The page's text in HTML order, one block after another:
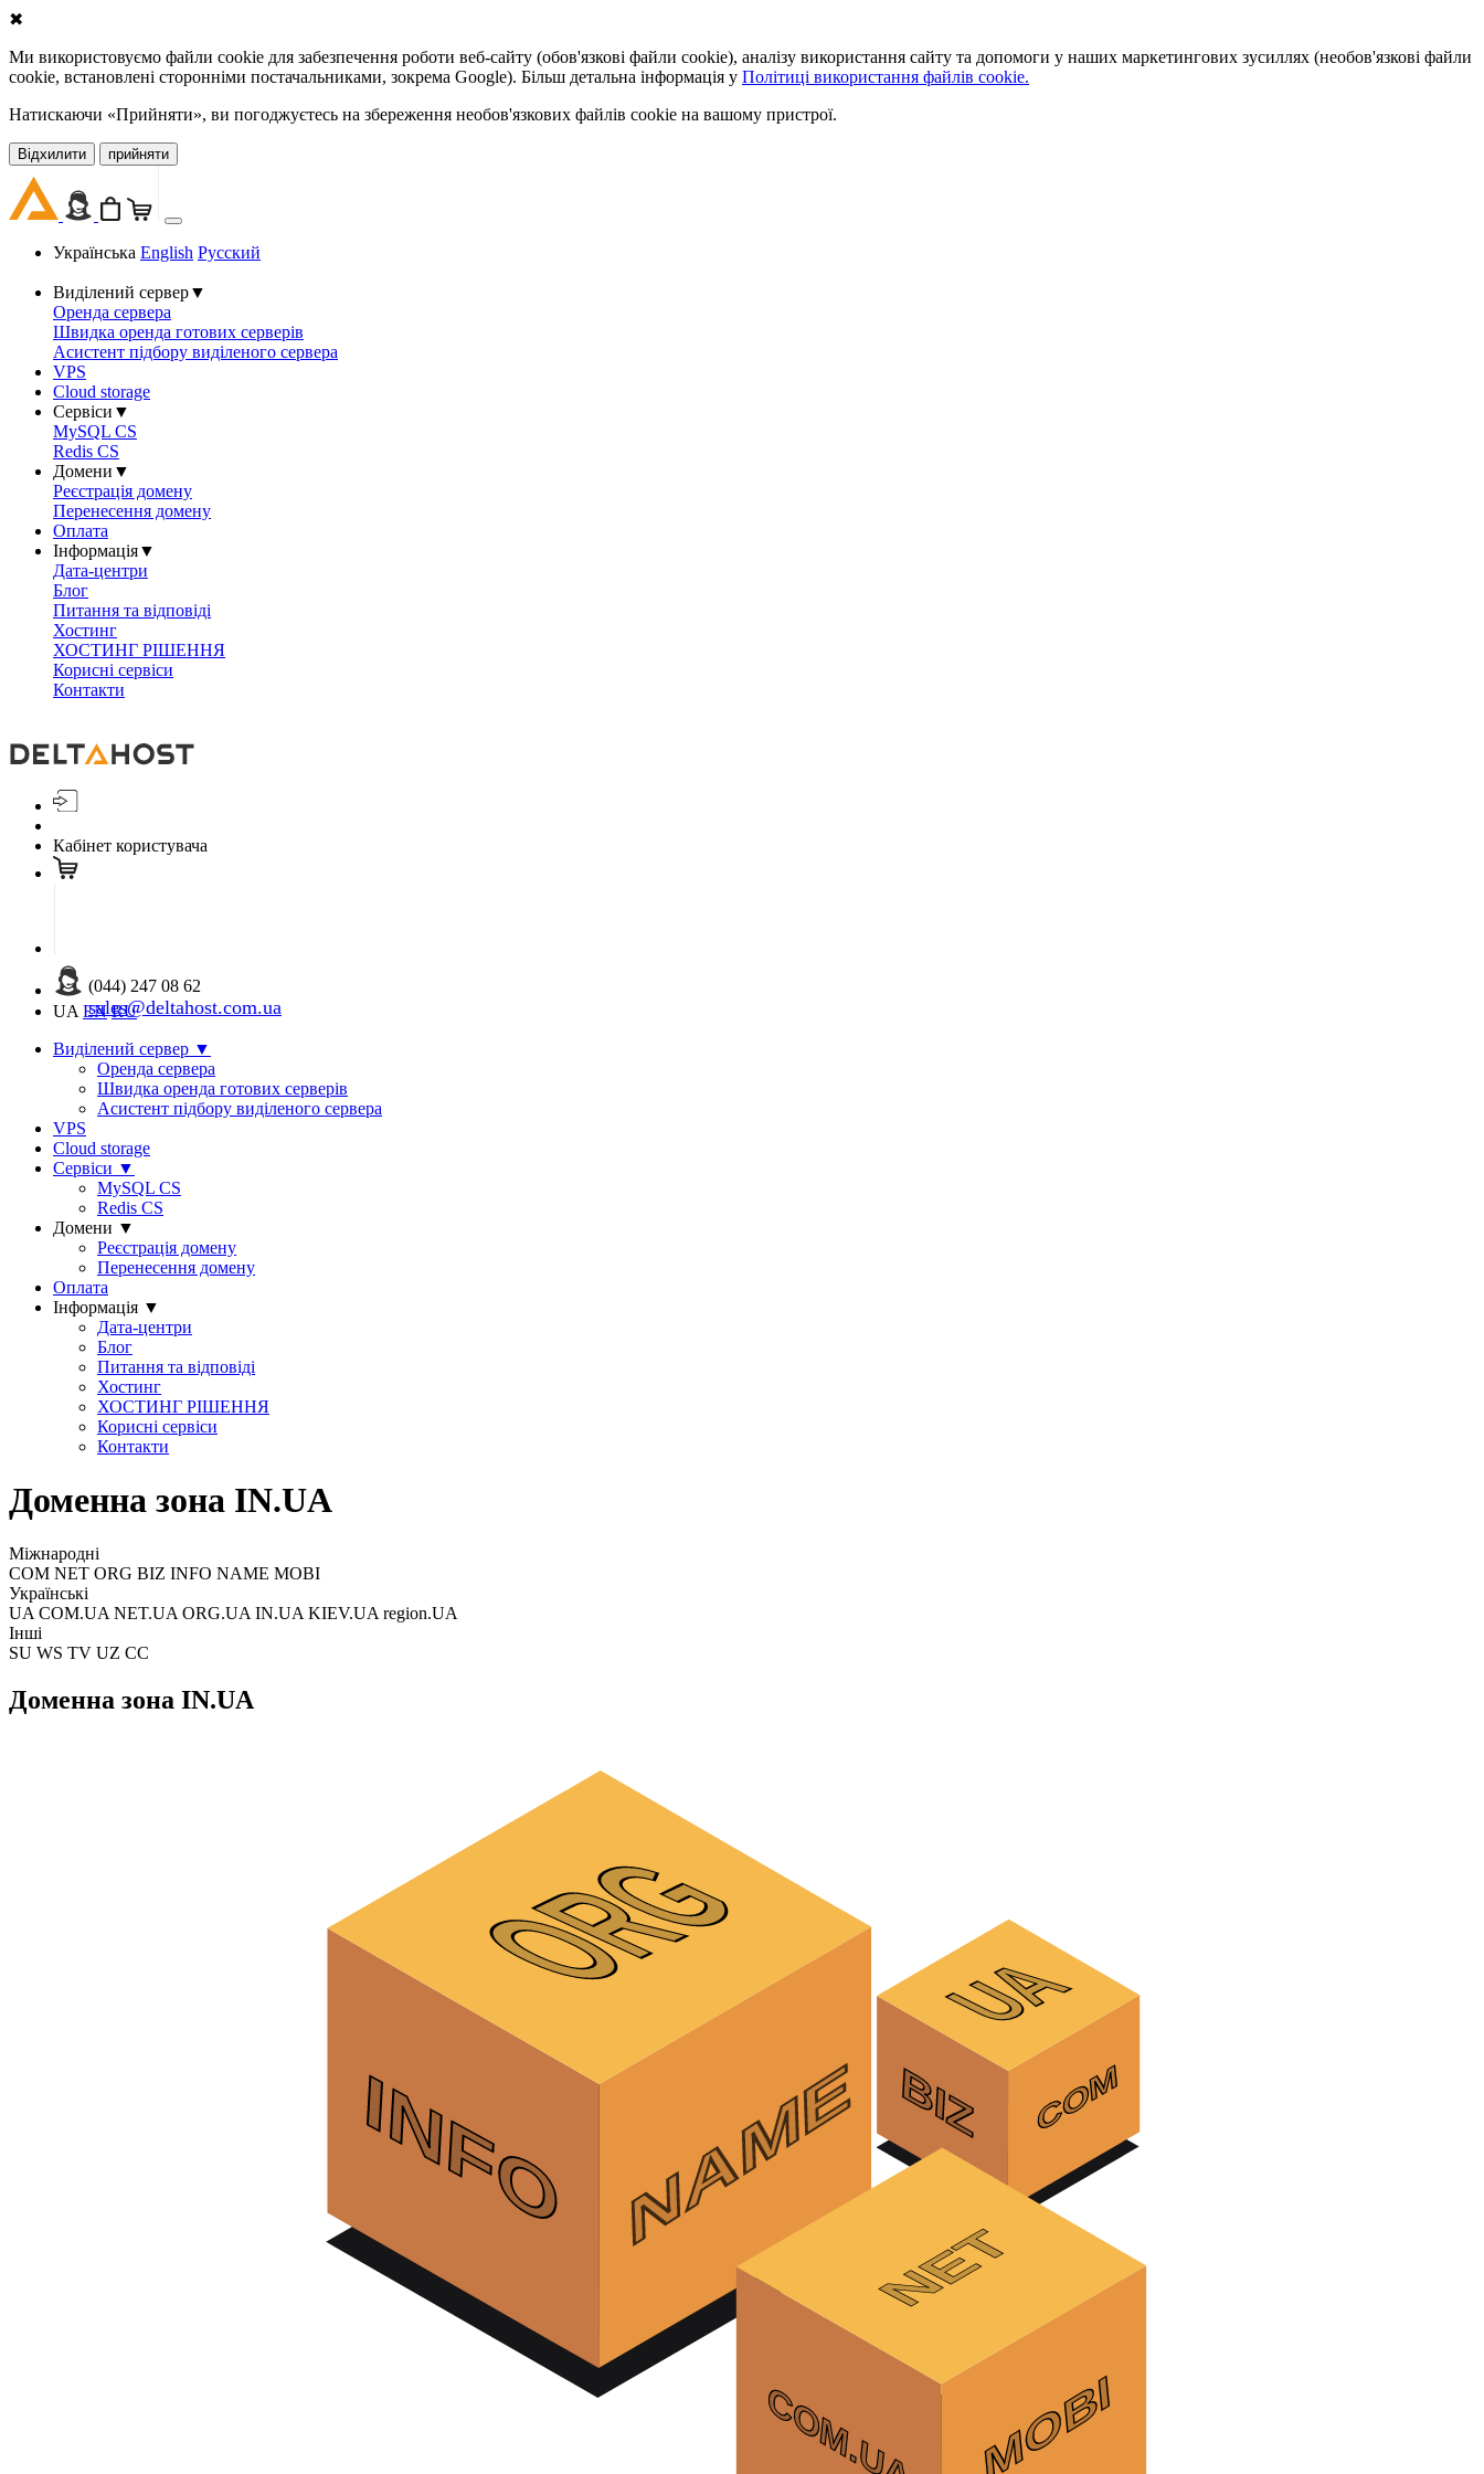
✖
Ми використовуємо файли cookie для забезпечення роботи веб-сайту (обов'язкові файли cookie), аналізу використання сайту та допомоги у наших маркетингових зусиллях (необов'язкові файли
cookie, встановлені сторонніми постачальниками, зокрема Google). Більш детальна інформація у Політиці використання файлів cookie.
Натискаючи «Прийняти», ви погоджуєтесь на збереження необов'язкових файлів cookie на вашому пристрої.
Відхилити прийняти
Українська English Русский
Виділений сервер▼
Оренда сервера
Швидка оренда готових серверів
Асистент підбору виділеного сервера
VPS
Cloud storage
Сервіси ▼
MySQL CS
Redis CS
Домени ▼
Реєстрація домену
Перенесення домену
Оплата
Інформація▼
Дата-центри
Блог
Питання та відповіді
Хостинг
ХОСТИНГ РІШЕННЯ
Корисні сервіси
Контакти
Кабінет користувача
(044) 247 08 62
sales@deltahost.com.ua
UA EN RU
Виділений сервер ▼
Оренда сервера
Швидка оренда готових серверів
Асистент підбору виділеного сервера
VPS
Cloud storage
Сервіси ▼
MySQL CS
Redis CS
Домени ▼
Реєстрація домену
Перенесення домену
Оплата
Інформація ▼
Дата-центри
Блог
Питання та відповіді
Хостинг
ХОСТИНГ РІШЕННЯ
Корисні сервіси
Контакти
Доменна зона IN.UA
Міжнародні
COM NET ORG BIZ INFO NAME MOBI
Українські
UA COM.UA NET.UA ORG.UA IN.UA KIEV.UA region.UA
Інші
SU WS TV UZ CC
Доменна зона IN.UA